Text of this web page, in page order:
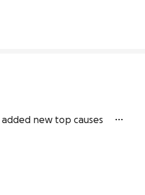
added new top causes